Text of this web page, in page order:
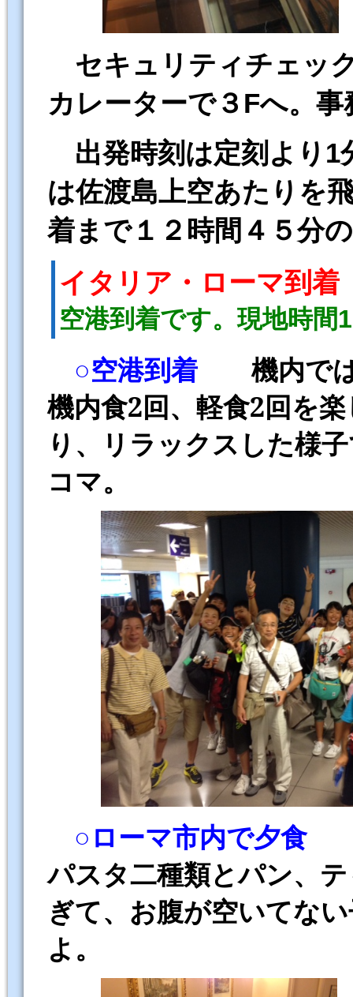
セキュリティチェッ
カレーターで３Fへ。
出発時刻は定刻より1
は佐渡島上空あたりを
着まで１２時間４５分
イタリア・ローマ到着
空港到着です。現地時間
○空港到着
機内で
機内食2回、軽食2回を
り、リラックスした様
コマ。
○ローマ市内で夕食
パスタ二種類とパン、
ぎて、お腹が空いてな
よ。